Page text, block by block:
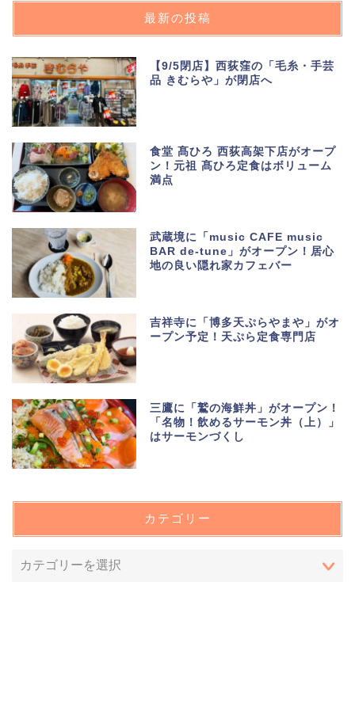
最新の投稿
【9/5閉店】西荻窪の「毛糸・手芸
品 きむらや」が閉店へ
食堂 髙ひろ 西荻高架下店がオープ
ン！元祖 髙ひろ定食はボリューム
満点
武蔵境に「music CAFE music
BAR de-tune」がオープン！居心
地の良い隠れ家カフェバー
吉祥寺に「博多天ぷらやまや」がオ
ープン予定！天ぷら定食専門店
三鷹に「鷲の海鮮丼」がオープン！
「名物！飲めるサーモン丼（上）」
はサーモンづくし
カテゴリー